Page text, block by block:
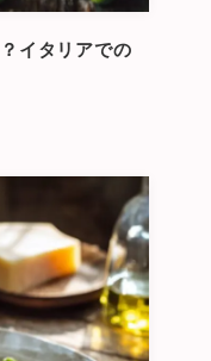
イタリアでの